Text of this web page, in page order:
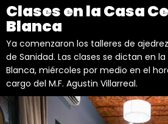
Clases en la Casa
Blanca
Ya comenzaron los talleres de
de Sanidad. Las clases se dictan en
Blanca, miércoles por medio en el
cargo del M.F. Agustin Villarreal.